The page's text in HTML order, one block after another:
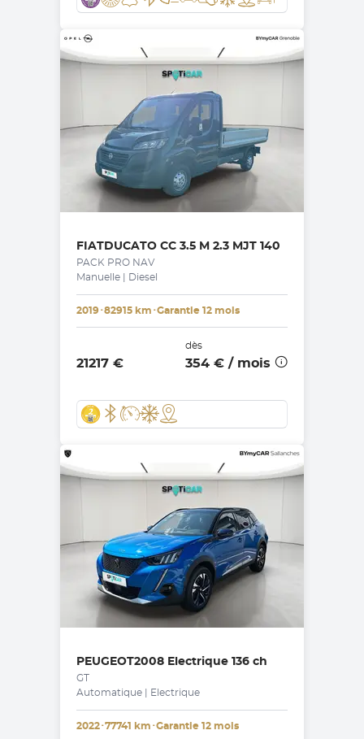
FIAT DUCATO CC 3.5 M 2.3 MJT 140
PACK PRO NAV
Manuelle | Diesel
2019･82915 km ･Garantie 12 mois
21217 €
dès
354 € / mois
PEUGEOT2008 Electrique 136 ch
GT
Automatique | Electrique
2022･77741 km ･Garantie 12 mois